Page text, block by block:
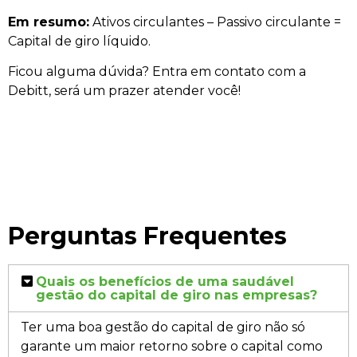
Em resumo: Ativos circulantes – Passivo circulante =
Capital de giro líquido.
Ficou alguma dúvida? Entra em contato com a
Debitt, será um prazer atender você!
Perguntas Frequentes
Quais os benefícios de uma saudável
gestão do capital de giro nas empresas?
Ter uma boa gestão do capital de giro não só
garante um maior retorno sobre o capital como